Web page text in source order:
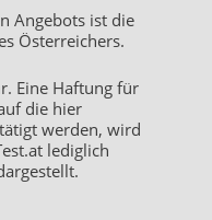
Angebots ist die
Österreichers.
Eine Haftung für
die hier
werden, wird
lediglich